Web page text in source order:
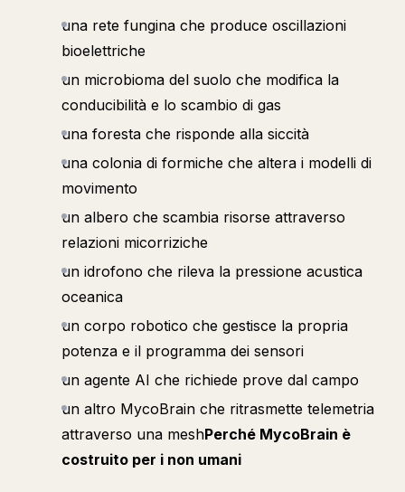
una rete fungina che produce oscillazioni
bioelettriche
un microbioma del suolo che modifica la
conducibilità e lo scambio di gas
una foresta che risponde alla siccità
una colonia di formiche che altera i modelli di
movimento
un albero che scambia risorse attraverso
relazioni micorriziche
un idrofono che rileva la pressione acustica
oceanica
un corpo robotico che gestisce la propria
potenza e il programma dei sensori
un agente AI che richiede prove dal campo
un altro MycoBrain che ritrasmette telemetria
attraverso una meshPerché MycoBrain è
costruito per i non umani